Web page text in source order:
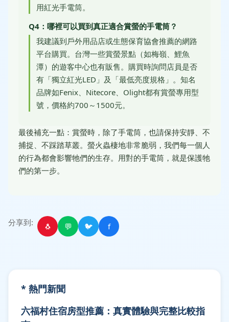
用紅光手電筒。
Q4：哪裡可以買到真正適合賞螢的手電筒？
我建議到戶外用品店或生態保育協會推薦的網路
平台購買。台灣一些賞螢景點（如梅嶺、鯉魚
潭）的遊客中心也有販售。購買時詢問店員是否
有「獨立紅光LED」及「最低亮度規格」。知名
品牌如Fenix、Nitecore、Olight都有賞螢專用型
號，價格約700～1500元。
最後補充一點：賞螢時，除了手電筒，也請保持安靜、不
捕捉、不踩踏草叢。螢火蟲棲地非常脆弱，我們每一個人
的行為都會影響牠們的生存。用對的手電筒，就是保護牠
們的第一步。
分享到: 🐧 💬 🐦 f
* 熱門新聞
六福村住宿房型推薦：真實體驗與完整比較指